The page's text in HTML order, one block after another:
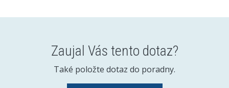
Zaujal Vás tento dotaz?
Také položte dotaz do poradny.